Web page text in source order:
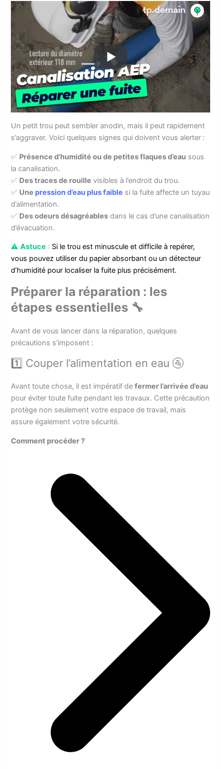
Un petit trou peut sembler anodin, mais il peut rapidement
s’aggraver. Voici quelques signes qui doivent vous alerter :
✅ Présence d’humidité ou de petites flaques d’eau sous
la canalisation.
✅ Des traces de rouille visibles à l’endroit du trou.
✅ Une pression d’eau plus faible si la fuite affecte un tuyau
d’alimentation.
✅ Des odeurs désagréables dans le cas d’une canalisation
d’évacuation.
⚠️Astuce : Si le trou est minuscule et difficile à repérer,
vous pouvez utiliser du papier absorbant ou un détecteur
d’humidité pour localiser la fuite plus précisément.
Préparer la réparation : les
étapes essentielles 🔧
Avant de vous lancer dans la réparation, quelques
précautions s’imposent :
1️⃣ Couper l’alimentation en eau 🚰
Avant toute chose, il est impératif defermer l’arrivée d’eau
pour éviter toute fuite pendant les travaux. Cette précaution
protège non seulement votre espace de travail, mais
assure également votre sécurité.
Comment procéder ?